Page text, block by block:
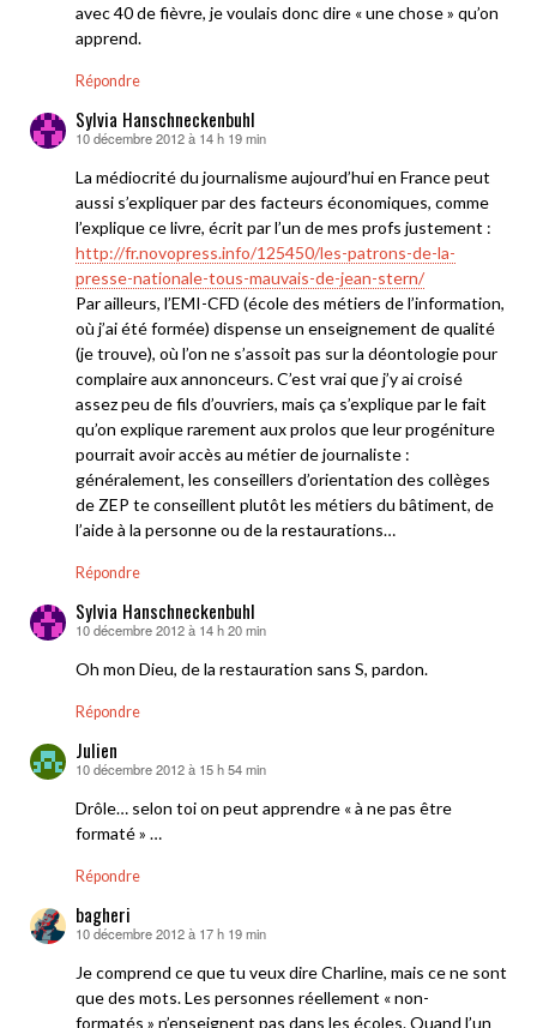
avec 40 de fièvre, je voulais donc dire « une chose » qu’on
apprend.
Répondre
Sylvia Hanschneckenbuhl
dit :
10 décembre 2012 à 14 h 19 min
La médiocrité du journalisme aujourd’hui en France peut
aussi s’expliquer par des facteurs économiques, comme
l’explique ce livre, écrit par l’un de mes profs justement :
http://fr.novopress.info/125450/les-patrons-de-la-
presse-nationale-tous-mauvais-de-jean-stern/
Par ailleurs, l’EMI-CFD (école des métiers de l’information,
où j’ai été formée) dispense un enseignement de qualité
(je trouve), où l’on ne s’assoit pas sur la déontologie pour
complaire aux annonceurs. C’est vrai que j’y ai croisé
assez peu de fils d’ouvriers, mais ça s’explique par le fait
qu’on explique rarement aux prolos que leur progéniture
pourrait avoir accès au métier de journaliste :
généralement, les conseillers d’orientation des collèges
de ZEP te conseillent plutôt les métiers du bâtiment, de
l’aide à la personne ou de la restaurations…
Répondre
Sylvia Hanschneckenbuhl
dit :
10 décembre 2012 à 14 h 20 min
Oh mon Dieu, de la restauration sans S, pardon.
Répondre
Julien
dit :
10 décembre 2012 à 15 h 54 min
Drôle… selon toi on peut apprendre « à ne pas être
formaté » …
Répondre
bagheri
dit :
10 décembre 2012 à 17 h 19 min
Je comprend ce que tu veux dire Charline, mais ce ne sont
que des mots. Les personnes réellement « non-
formatés » n’enseignent pas dans les écoles. Quand l’un